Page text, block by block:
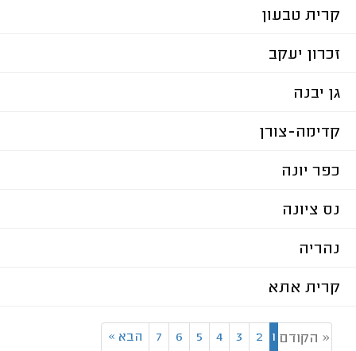
קרית טבעון
זכרון יעקב
גן יבנה
קדימה-צורן
כפר יונה
נס ציונה
נהריה
קרית אתא
« הקודם 1
2
3
4
5
6
7 הבא »